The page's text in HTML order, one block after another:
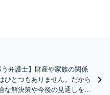
う弁護士】財産や家族の関係
ひとつもありません。だから
解決策や今後の見通しを明